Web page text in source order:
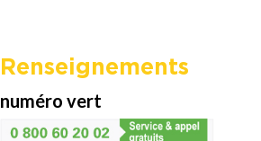
Renseignements
numéro vert